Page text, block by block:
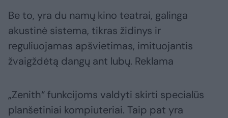
Be to, yra du namų kino teatrai, galinga
akustinė sistema, tikras židinys ir
reguliuojamas apšvietimas, imituojantis
žvaigždėtą dangų ant lubų. Reklama
„Zenith“ funkcijoms valdyti skirti specialūs
planšetiniai kompiuteriai. Taip pat yra